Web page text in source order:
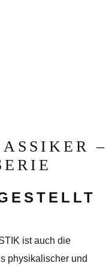
–
ist auch die
physikalischer und